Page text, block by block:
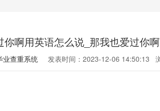
你啊用英语怎么说_那我也爱过你
业查重系统 发表时间：2023-12-06 14:50:13